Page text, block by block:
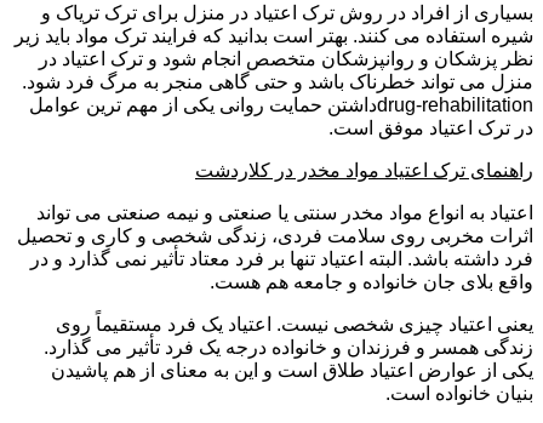
بسیاری از افراد در روش ترک اعتیاد در منزل برای ترک تریاک و
شیره استفاده می کنند. بهتر است بدانید که فرایند ترک مواد باید زیر
نظر پزشکان و روانپزشکان متخصص انجام شود و ترک اعتیاد در
منزل می تواند خطرناک باشد و حتی گاهی منجر به مرگ فرد شود.
drug-rehabilitationداشتن حمایت روانی یکی از مهم ترین عوامل
در ترک اعتیاد موفق است.
راهنمای ترک اعتیاد مواد مخدر در کلاردشت
اعتیاد به انواع مواد مخدر سنتی یا صنعتی و نیمه صنعتی می تواند
اثرات مخربی روی سلامت فردی، زندگی شخصی و کاری و تحصیل
فرد داشته باشد. البته اعتیاد تنها بر فرد معتاد تأثیر نمی گذارد و در
واقع بلای جان خانواده و جامعه هم هست.
یعنی اعتیاد چیزی شخصی نیست. اعتیاد یک فرد مستقیماً روی
زندگی همسر و فرزندان و خانواده درجه یک فرد تأثیر می گذارد.
یکی از عوارض اعتیاد طلاق است و این به معنای از هم پاشیدن
بنیان خانواده است.